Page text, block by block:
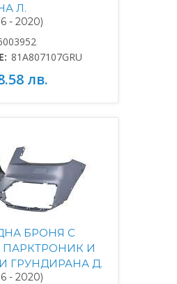
Л.
- 2020)
81A807107GRU
лв.
БРОНЯ С
ПАРКТРОНИК И
ГРУНДИРАНА Д.
- 2020)